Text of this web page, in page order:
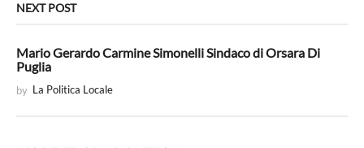
NEXT POST
Mario Gerardo Carmine Simonelli Sindaco di Orsara Di
Puglia
by La Politica Locale